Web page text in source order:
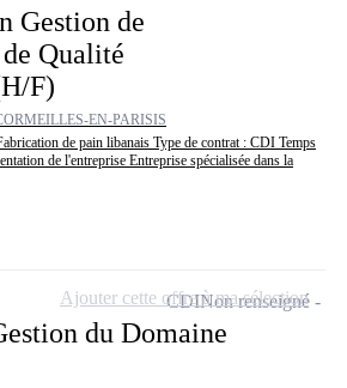
Gestion de
Qualité
F)
EN-PARISIS
de pain libanais Type de contrat : CDI Temps
de l'entreprise Entreprise spécialisée dans la
du Domaine
CDINon renseigné
Ajouter cette offre à ma sélection